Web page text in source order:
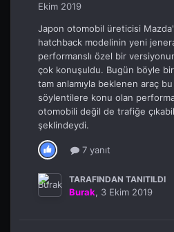
Ekim 2019
Japon otomobil üreticisi
hatchback modelinin yeni
performanslı özel bir
çok konuşuldu. Bugün böyle
tam anlamıyla beklenen araç
söylentilere konu olan
otomobili değil de trafiğe
şeklindeydi.
7 yanıt
TARAFINDAN TANITILDI
Burak, 3 Ekim 2019